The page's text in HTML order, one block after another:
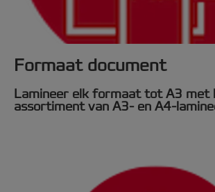
Formaat document
Lamineer elk formaat tot A3 met
assortiment van A3- en A4-